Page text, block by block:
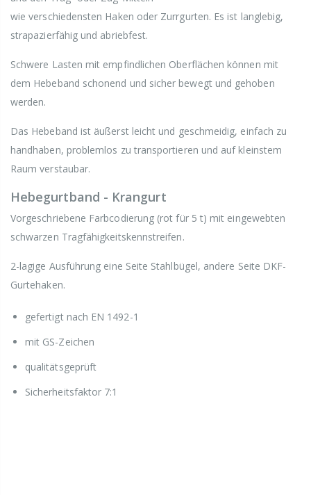
wie verschiedensten Haken oder Zurrgurten. Es ist langlebig,
strapazierfähig und abriebfest.
Schwere Lasten mit empfindlichen Oberflächen können mit
dem Hebeband schonend und sicher bewegt und gehoben
werden.
Das Hebeband ist äußerst leicht und geschmeidig, einfach zu
handhaben, problemlos zu transportieren und auf kleinstem
Raum verstaubar.
Hebegurtband - Krangurt
Vorgeschriebene Farbcodierung (rot für 5 t) mit eingewebten
schwarzen Tragfähigkeitskennstreifen.
2-lagige Ausführung eine Seite Stahlbügel, andere Seite DKF-
Gurtehaken.
gefertigt nach EN 1492-1
mit GS-Zeichen
qualitätsgeprüft
Sicherheitsfaktor 7:1